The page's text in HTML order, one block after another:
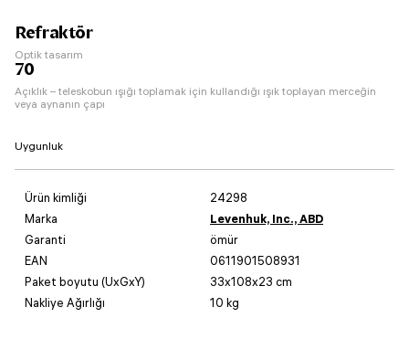
Refraktör
Optik tasarım
70
Açıklık – teleskobun ışığı toplamak için kullandığı ışık toplayan merceğin
veya aynanın çapı
Uygunluk
Ürün kimliği
24298
Marka
Levenhuk, Inc., ABD
Garanti
ömür
EAN
0611901508931
Paket boyutu (UxGxY)
33x108x23 cm
Nakliye Ağırlığı
10 kg